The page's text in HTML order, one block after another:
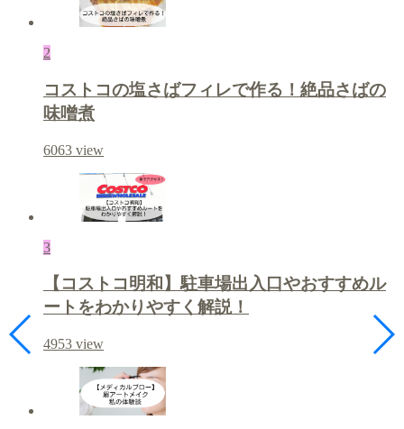
2
コストコの塩さばフィレで作る！絶品さばの
味噌煮
6063 view
3
【コストコ明和】駐車場出入口やおすすめル
ートをわかりやすく解説！
4953 view